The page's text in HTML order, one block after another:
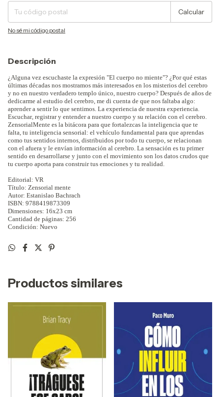
Calcular
No sé mi código postal
Descripción
¿Alguna vez escuchaste la expresión "El cuerpo no miente"? ¿Por qué estas
últimas décadas nos mostramos más interesados en los misterios del cerebro
y no en nuestro verdadero templo único, nuestro cuerpo? Después de años de
dedicarme al estudio del cerebro, me di cuenta de que nos faltaba algo:
aprender a sentir lo que sentimos. La experiencia de nuestra experiencia.
Escuchar, registrar y entender a nuestro cuerpo y su relación con el cerebro.
ZensorialMente es la bitácora para que fortalezcas la inteligencia que te
falta, tu inteligencia sensorial: el vehículo fundamental para que aprendas
como tus sentidos internos, distribuidos por todo tu cuerpo, se relacionan
con el afuera y le envían información al cerebro. La sensación es tu primer
sentido en desarrollarse y junto con el movimiento son los datos crudos que
tu cuerpo aporta para construir tus emociones y tu realidad.
Editorial: VR
Título: Zensorial mente
Autor: Estanislao Bachrach
ISBN: 9788419873309
Dimensiones: 16x23 cm
Cantidad de páginas: 256
Condición: Nuevo
Productos similares